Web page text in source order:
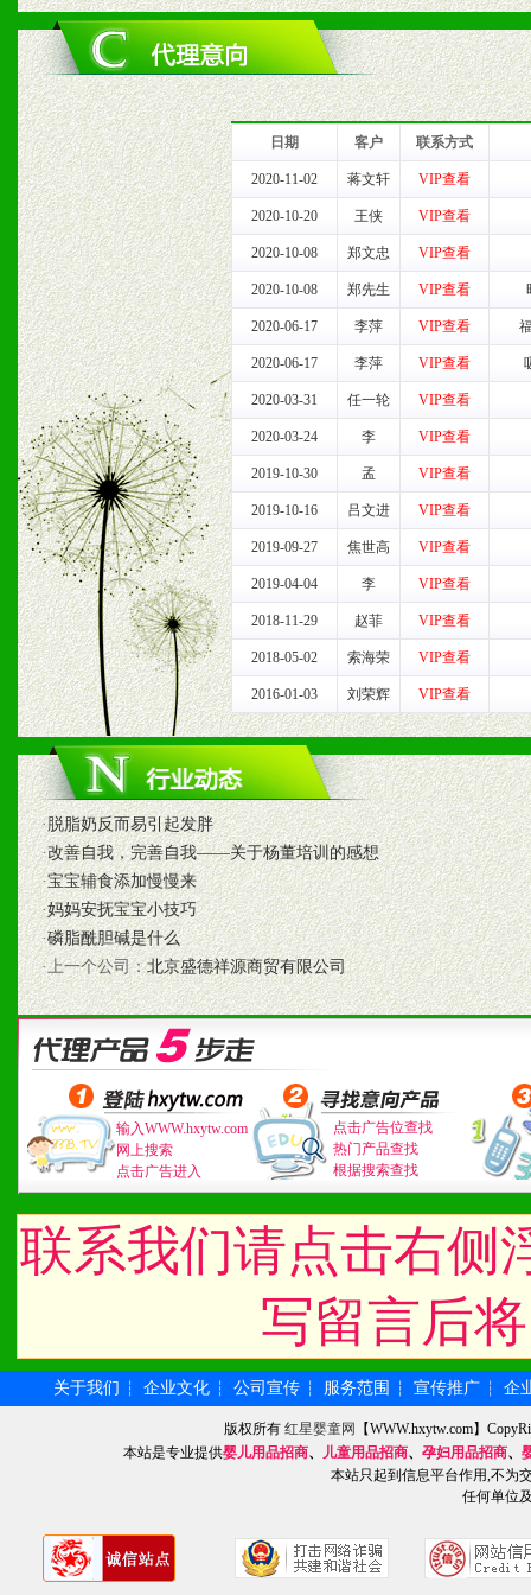
1、完善的信息服务咨询中
我们将及时回复您的疑问。
2、售后服务：突发性产品
以及时受理记录并合理妥
3、我们时刻整理各区销售
时收编销售效果显着的案
七、招商代理（全国各地）
1、认同我们的经营理念。
2、具备较好商业信誉和资
3、具备区域内良好的终端
4、具备一定业务团队能力
道，医药渠道并为之提供
5、具备较强的市场操作意
八、品牌产品
1、不断提升品牌的知名度
2、不断开创新产品不断满
化。
九、加盟优势
1、广告企划支持：产品手
品全面配赠，免费提供软
册、专柜咨询手册等各种
2、市场保护支持：供优质
统一底价供货、严格保证
3、对代理商、经销商提供
单，税务发票，产品质量
4、营销技术支持：因地
专柜、社区、HS、名人营
5、返利奖励支持：累计进
日期 客户 联系方式
2020-11-02 蒋文轩 VIP查看
2020-10-20 王侠 VIP查看
2020-10-08 郑文忠 VIP查看
2020-10-08 郑先生 VIP查看
2020-06-17 李萍 VIP查看
2020-06-17 李萍 VIP查看
2020-03-31 任一轮 VIP查看
2020-03-24 李 VIP查看
2019-10-30 孟 VIP查看
2019-10-16 吕文进 VIP查看
2019-09-27 焦世高 VIP查看
2019-04-04 李 VIP查看
2018-11-29 赵菲 VIP查看
2018-05-02 索海荣 VIP查看
2016-01-03 刘荣辉 VIP查看
·脱脂奶反而易引起发胖
·改善自我，完善自我——关于杨董培训的感想
·宝宝辅食添加慢慢来
·妈妈安抚宝宝小技巧
·磷脂酰胆碱是什么
·上一个公司：北京盛德祥源商贸有限公司
输入WWW.hxytw.com
网上搜索
点击广告进入
点击广告位查找
热门产品查找
根据搜索查找
联系我们请点击右侧
写留言后
关于我们 ┆ 企业文化 ┆ 公司宣传 ┆ 服务范围 ┆ 宣传推广 ┆ 企
版权所有红星婴童网
【WWW.hxytw.com】
本站是专业提供婴儿用品招商、 儿童用品招商、 孕妇用品招商、
本站只起到信息平台作用,不为
任何单位